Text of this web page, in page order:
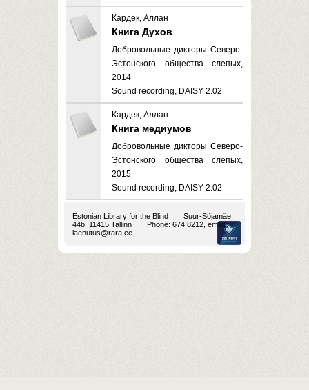
Кардек, Аллан
Книга Духов
Добровольные дикторы Северо-
Эстонского общества слепых,
2014
Sound recording, DAISY 2.02
Кардек, Аллан
Книга медиумов
Добровольные дикторы Северо-
Эстонского общества слепых,
2015
Sound recording, DAISY 2.02
Estonian Library for the Blind
Suur-Sõjamäe
44b, 11415 Tallinn
Phone: 674 8212, email:
laenutus@rara.ee